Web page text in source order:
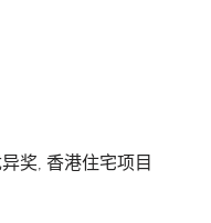
奖, 香港住宅项目